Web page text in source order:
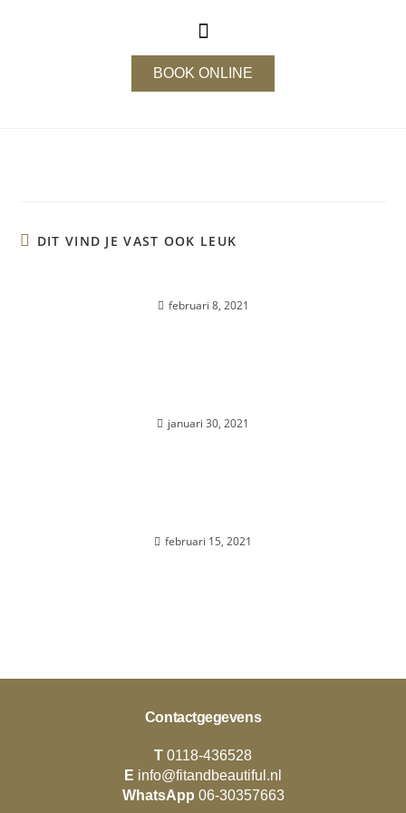
BOOK ONLINE
DIT VIND JE VAST OOK LEUK
februari 8, 2021
januari 30, 2021
februari 15, 2021
Contactgegevens
T 0118-436528
E info@fitandbeautiful.nl
WhatsApp 06-30357663